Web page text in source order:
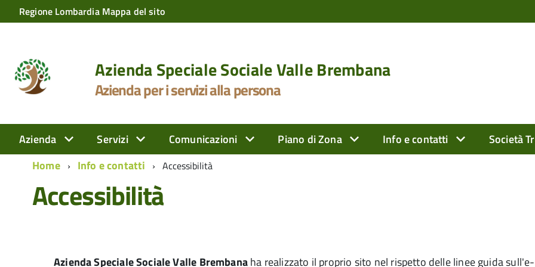
Regione Lombardia Mappa del sito
Azienda Speciale Sociale Valle Brembana
Azienda per i servizi alla persona
Azienda Servizi Comunicazioni Piano di Zona Info e contatti
Società
Home
Info e contatti Accessibilità
Accessibilità
Azienda Speciale Sociale Valle Brembanaha realizzato il proprio sito nel rispetto delle linee guida sull'e-